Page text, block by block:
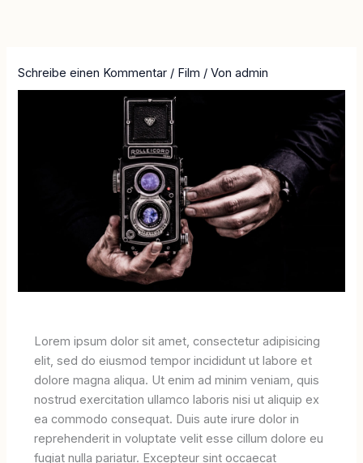
Schreibe einen Kommentar / Film / Vonadmin
Lorem ipsum dolor sit amet, consectetur adipisicing
elit, sed do eiusmod tempor incididunt ut labore et
dolore magna aliqua. Ut enim ad minim veniam, quis
nostrud exercitation ullamco laboris nisi ut aliquip ex
ea commodo consequat. Duis aute irure dolor in
reprehenderit in voluptate velit esse cillum dolore eu
fugiat nulla pariatur. Excepteur sint occaecat